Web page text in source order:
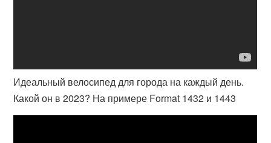
Идеальный велосипед для города на каждый день.
Какой он в 2023? На примере Format 1432 и 1443